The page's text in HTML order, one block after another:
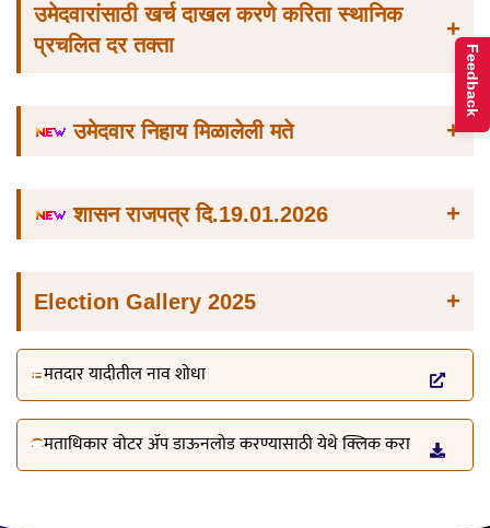
उमेदवारांसाठी खर्च दाखल करणे करिता स्थानिक
प्रचलित दर तक्ता
+
उमेदवार निहाय मिळालेली मते +
शासन राजपत्र दि.19.01.2026 +
Election Gallery 2025 +
मतदार यादीतील नाव शोधा
मताधिकार वोटर ॲप डाऊनलोड करण्यासाठी येथे क्लिक करा
Feedback